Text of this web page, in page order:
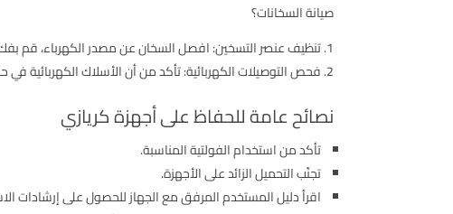
صيانة السخانات؟
تنظيف عنصر التسخين: افصل السخان عن مصدر الكهرباء، قم
فحص التوصيلات الكهربائية: تأكد من أن الأسلاك الكهربائية
نصائح عامة للحفاظ على أجهزة كريازي
تأكد من استخدام الفولتية المناسبة.
تجنّب التحميل الزائد على الأجهزة.
اقرأ دليل المستخدم المرفق مع الجهاز للحصول على إرشادات